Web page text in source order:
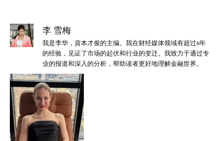
李 雪梅
我是李华，資本才俊的主编。我在财经媒体领域有超过6年
的经验，见证了市场的起伏和行业的变迁。我致力于通过专
业的报道和深入的分析，帮助读者更好地理解金融世界。